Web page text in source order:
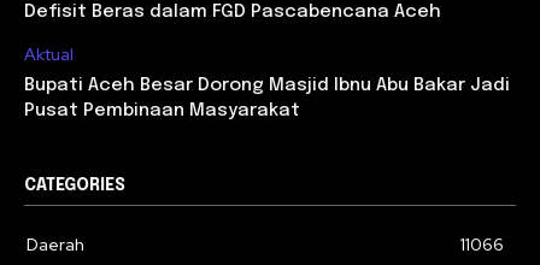
Defisit Beras dalam FGD Pascabencana Aceh
Aktual
Bupati Aceh Besar Dorong Masjid Ibnu Abu Bakar Jadi
Pusat Pembinaan Masyarakat
CATEGORIES
Daerah 11066